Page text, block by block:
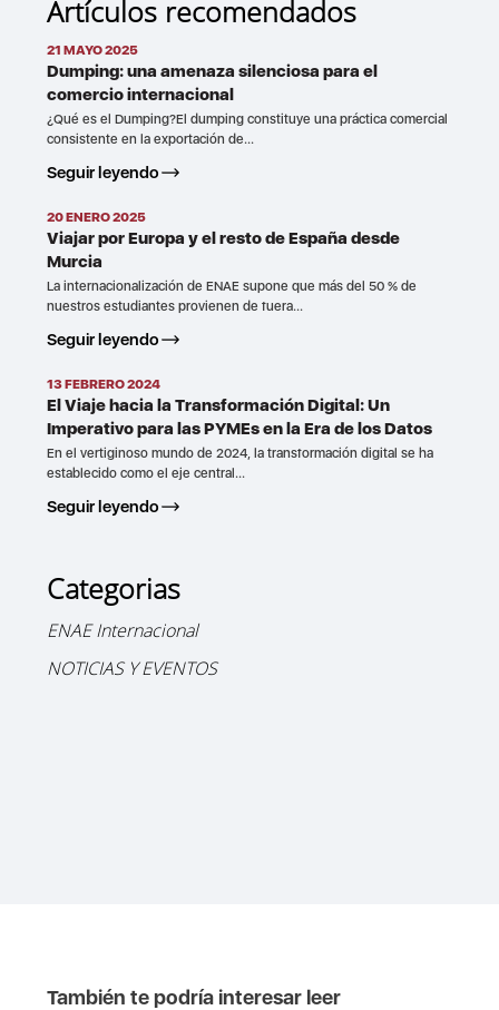
Artículos recomendados
21 MAYO 2025
Dumping: una amenaza silenciosa para el
comercio internacional
¿Qué es el Dumping?El dumping constituye una práctica comercial
consistente en la exportación de...
Seguir leyendo
20 ENERO 2025
Viajar por Europa y el resto de España desde
Murcia
La internacionalización de ENAE supone que más del 50 % de
nuestros estudiantes provienen de fuera...
Seguir leyendo
13 FEBRERO 2024
El Viaje hacia la Transformación Digital: Un
Imperativo para las PYMEs en la Era de los Datos
En el vertiginoso mundo de 2024, la transformación digital se ha
establecido como el eje central...
Seguir leyendo
Categorias
ENAE Internacional
NOTICIAS Y EVENTOS
También te podría interesar leer